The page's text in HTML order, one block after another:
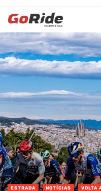
ESTRADA NOTÍCIAS VOLTA